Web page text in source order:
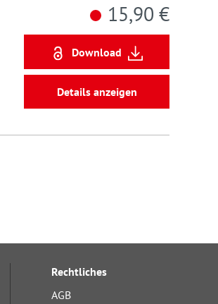
15,90 €
Download
Details anzeigen
Rechtliches
AGB